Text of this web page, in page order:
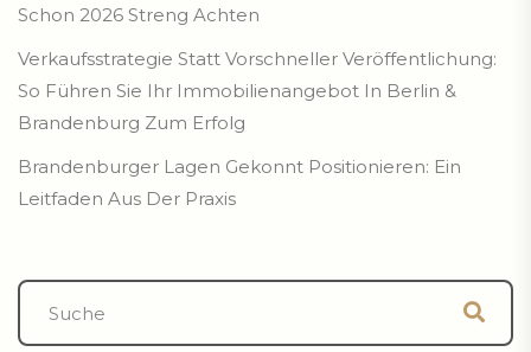
Schon 2026 Streng Achten
Verkaufsstrategie Statt Vorschneller Veröffentlichung:
So Führen Sie Ihr Immobilienangebot In Berlin &
Brandenburg Zum Erfolg
Brandenburger Lagen Gekonnt Positionieren: Ein
Leitfaden Aus Der Praxis